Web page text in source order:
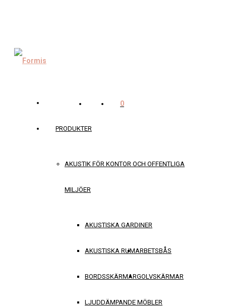
PRODUKTER
AKUSTIK FÖR KONTOR OCH OFFENTLIGA
MILJÖER
AKUSTISKA GARDINER
AKUSTISKA RUMARBETSBÅS
BORDSSKÄRMARGOLVSKÄRMAR
LJUDDÄMPANDE MÖBLER
0